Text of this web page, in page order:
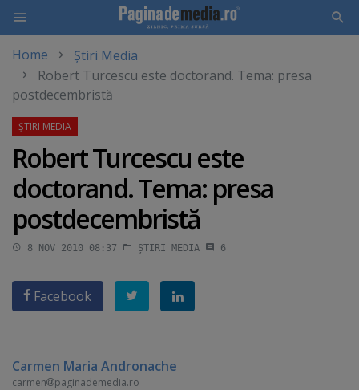
main
content
Home
Știri Media
Robert Turcescu este doctorand. Tema: presa
postdecembristă
Robert Turcescu este
doctorand. Tema: presa
postdecembristă
8 NOV 2010 08:37 ȘTIRI MEDIA 6
Facebook
Carmen Maria Andronache
carmen paginademedia.ro